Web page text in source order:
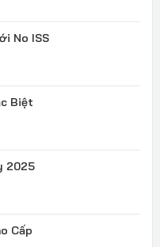
No ISS
Biệt
2025
Cấp